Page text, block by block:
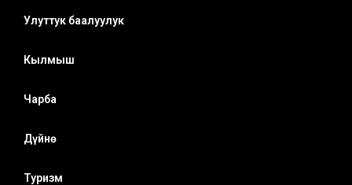
Улуттук баалуулук
Кылмыш
Чарба
Дүйнө
Туризм